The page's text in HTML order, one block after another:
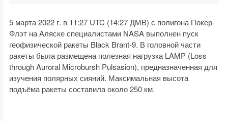
5 марта 2022 г. в 11:27 UTC (14:27 ДМВ) с полигона Покер-
Флэт на Аляске специалистами NASA выполнен пуск
геофизической ракеты Black Brant-9. В головной части
ракеты была размещена полезная нагрузка LAMP (Loss
through Auroral Microbursh Pulsasion), предназначенная для
изучения полярных сияний. Максимальная высота
подъёма ракеты составила около 250 км.